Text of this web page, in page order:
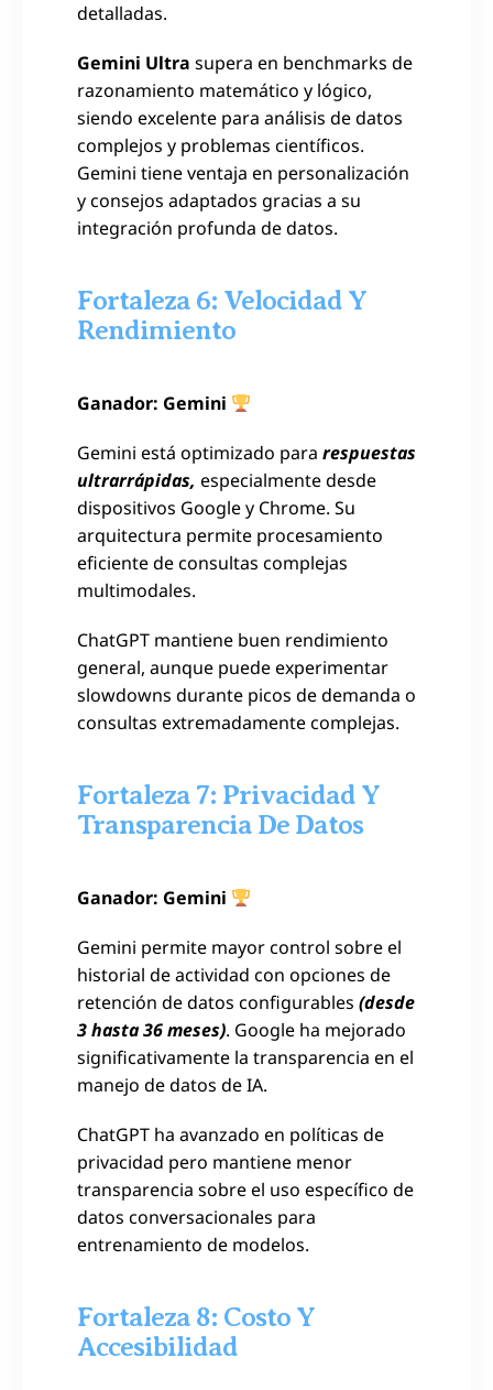
detalladas.
Gemini Ultra supera en benchmarks de
razonamiento matemático y lógico,
siendo excelente para análisis de datos
complejos y problemas científicos.
Gemini tiene ventaja en personalización
y consejos adaptados gracias a su
integración profunda de datos.
Fortaleza 6: Velocidad Y
Rendimiento
Ganador: Gemini
Gemini está optimizado para respuestas
ultrarrápidas, especialmente desde
dispositivos Google y Chrome. Su
arquitectura permite procesamiento
eficiente de consultas complejas
multimodales.
ChatGPT mantiene buen rendimiento
general, aunque puede experimentar
slowdowns durante picos de demanda o
consultas extremadamente complejas.
Fortaleza 7: Privacidad Y
Transparencia De Datos
Ganador: Gemini
Gemini permite mayor control sobre el
historial de actividad con opciones de
retención de datos configurables (desde
3 hasta 36 meses). Google ha mejorado
significativamente la transparencia en el
manejo de datos de IA.
ChatGPT ha avanzado en políticas de
privacidad pero mantiene menor
transparencia sobre el uso específico de
datos conversacionales para
entrenamiento de modelos.
Fortaleza 8: Costo Y
Accesibilidad